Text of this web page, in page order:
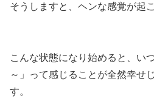
そうしますと、ヘンな感覚が起
こんな状態になり始めると、い
～」って感じることが全然幸せ
す。